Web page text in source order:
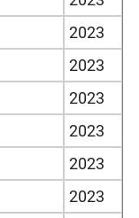
2023
2023
2023
2023
2023
2023